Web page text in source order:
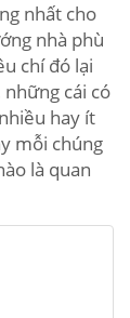
nhất cho
nhà phù
chí đó lại
cái có
hay ít
mỗi chúng
là quan